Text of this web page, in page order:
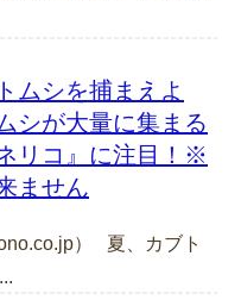
ムシを捕まえよ
シが大量に集まる
リコ』に注目！※
ません
） 夏、カブト